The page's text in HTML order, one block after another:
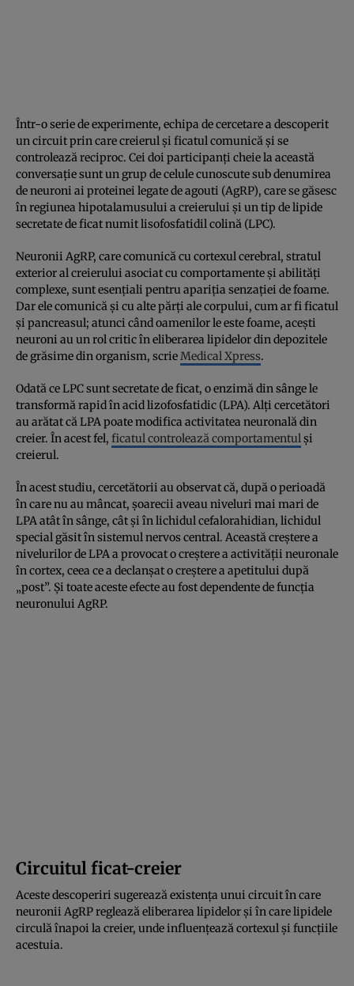
Într-o serie de experimente, echipa de cercetare a descoperit
un circuit prin care creierul și ficatul comunică și se
controlează reciproc. Cei doi participanți cheie la această
conversație sunt un grup de celule cunoscute sub denumirea
de neuroni ai proteinei legate de agouti (AgRP), care se găsesc
în regiunea hipotalamusului a creierului și un tip de lipide
secretate de ficat numit lisofosfatidil colină (LPC).
Neuronii AgRP, care comunică cu cortexul cerebral, stratul
exterior al creierului asociat cu comportamente și abilități
complexe, sunt esențiali pentru apariția senzației de foame.
Dar ele comunică și cu alte părți ale corpului, cum ar fi ficatul
și pancreasul; atunci când oamenilor le este foame, acești
neuroni au un rol critic în eliberarea lipidelor din depozitele
de grăsime din organism, scrieMedical Xpress.
Odată ce LPC sunt secretate de ficat, o enzimă din sânge le
transformă rapid în acid lizofosfatidic (LPA). Alți cercetători
au arătat că LPA poate modifica activitatea neuronală din
creier. În acest fel, ficatul controlează comportamentulși
creierul.
În acest studiu, cercetătorii au observat că, după o perioadă
în care nu au mâncat, șoarecii aveau niveluri mai mari de
LPA atât în sânge, cât și în lichidul cefalorahidian, lichidul
special găsit în sistemul nervos central. Această creștere a
nivelurilor de LPA a provocat o creștere a activității neuronale
în cortex, ceea ce a declanșat o creștere a apetitului după
„post”. Și toate aceste efecte au fost dependente de funcția
neuronului AgRP.
Circuitul ficat-creier
Aceste descoperiri sugerează existența unui circuit în care
neuronii AgRP reglează eliberarea lipidelor și în care lipidele
circulă înapoi la creier, unde influențează cortexul și funcțiile
acestuia.